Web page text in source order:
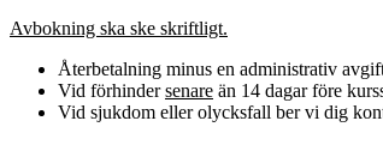
Avbokning ska ske skriftligt.
Återbetalning minus en administrativ
Vid förhindersenare än 14 dagar före
Vid sjukdom eller olycksfall ber vi dig